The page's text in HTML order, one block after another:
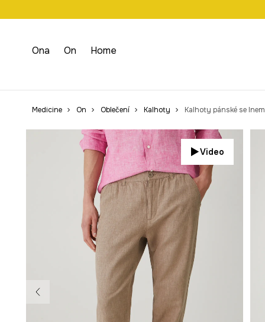
Doprava zdarma
Ona On Home
Medicine On Oblečení Kalhoty Kalhoty pánské se lnem
Video